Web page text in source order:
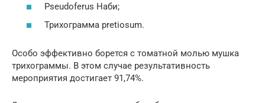
Pseudoferus Наби;
Трихограмма pretiosum.
Особо эффективно борется с томатной молью мушка
трихограммы. В этом случае результативность
мероприятия достигает 91,74%.